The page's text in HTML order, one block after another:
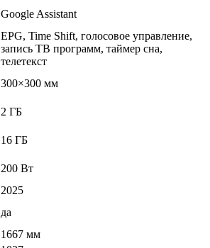
Google Assistant
EPG, Time Shift, голосовое управление,
запись ТВ программ, таймер сна,
телетекст
300×300 мм
2 ГБ
16 ГБ
200 Вт
2025
да
1667 мм